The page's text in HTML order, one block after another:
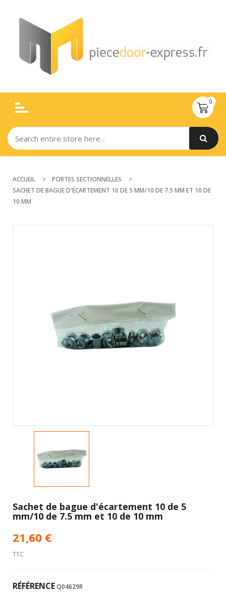
ACCUEIL
PORTES SECTIONNELLES
SACHET DE BAGUE D'ÉCARTEMENT 10 DE 5 MM/10 DE 7.5 MM ET 10 DE
10 MM
Sachet de bague d'écartement 10 de 5
mm/10 de 7.5 mm et 10 de 10 mm
21,60 €
TTC
RÉFÉRENCEQ04629R